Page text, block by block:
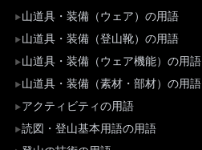
山道具・装備（ウェア）の用語
山道具・装備（登山靴）の用語
山道具・装備（ウェア機能）の用語
山道具・装備（素材・部材）の用語
アクティビティの用語
読図・登山基本用語の用語